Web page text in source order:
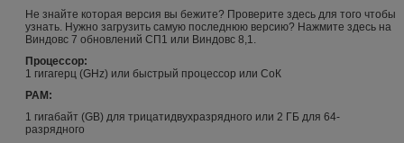
Версия 2012/арабский/испанский язык/
другое Стд сервера Виндовс
Версия Адобе Фотошоп КС6
стандартная розничная/стикер
Версия 2012/арабский/испанский язык/
другое Стд сервера Виндовс
розничная
Версия Адобе Фотошоп КС6
стандартная розничная/стикер
Не знайте которая версия вы бежите? Проверите здесь для того чтобы
узнать. Нужно загрузить самую последнюю версию? Нажмите здесь на
Виндовс 7 обновлений СП1 или Виндовс 8,1.
Процессор:
1 гигагерц (GHz) или быстрый процессор или СоК
РАМ:
1 гигабайт (GB) для трицатидвухразрядного или 2 ГБ для 64-
разрядного